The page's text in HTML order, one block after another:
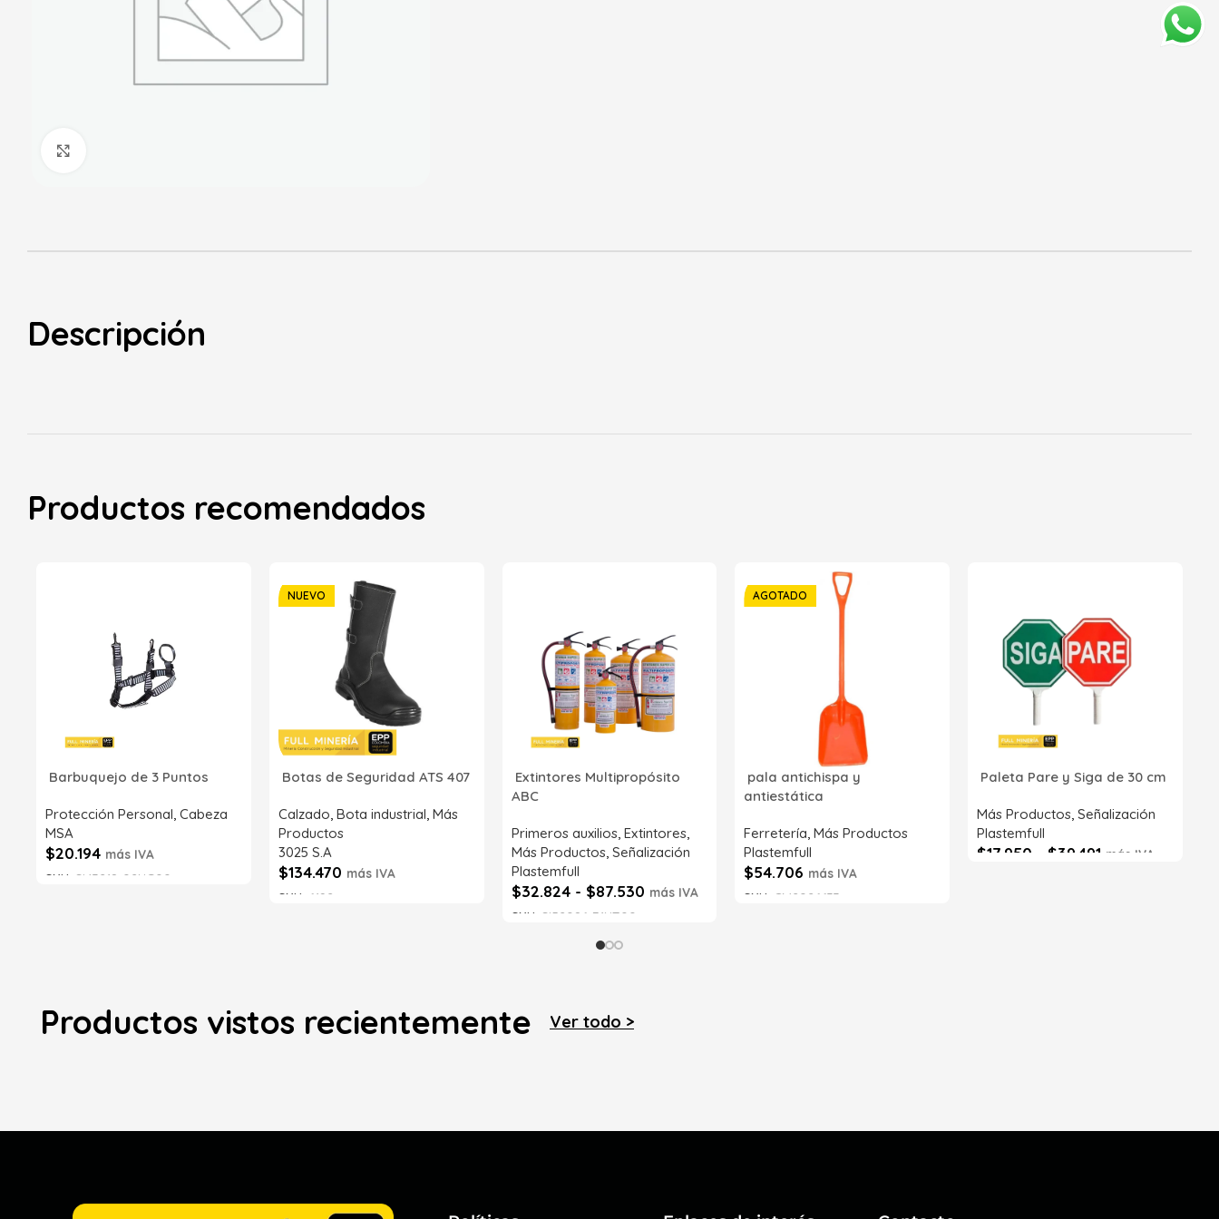
Descripción
Productos recomendados
Barbuquejo de 3 Puntos
Protección Personal, Cabeza
MSA
$20.194 más IVA
SKU: SI43218-02NG00
NUEVO
Botas de Seguridad ATS 407
Calzado, Bota industrial, Más
Productos
3025 S.A
$134.470 más IVA
SKU:
6192
Extintores Multipropósito
ABC
Primeros auxilios, Extintores,
Más Productos, Señalización
Plastemfull
$32.824 - $87.530 más IVA
SKU: SI52086-71NT00
Seleccionar opciones
AGOTADO
pala antichispa y
antiestática
Ferretería,Más Productos
Plastemfull
$54.706 más IVA
SKU:
CM2026633
Paleta Pare y Siga de 30 cm
Más Productos,Señalización
Plastemfull
$17.950 $39.491 más IVA
Productos vistos recientemente Ver todo >